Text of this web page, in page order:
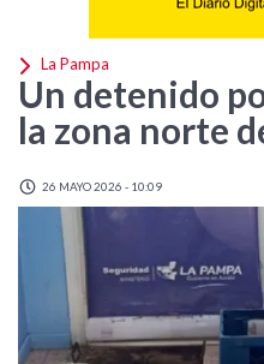
La Pampa
Un detenido
la zona norte
26 MAYO 2026 - 10:09